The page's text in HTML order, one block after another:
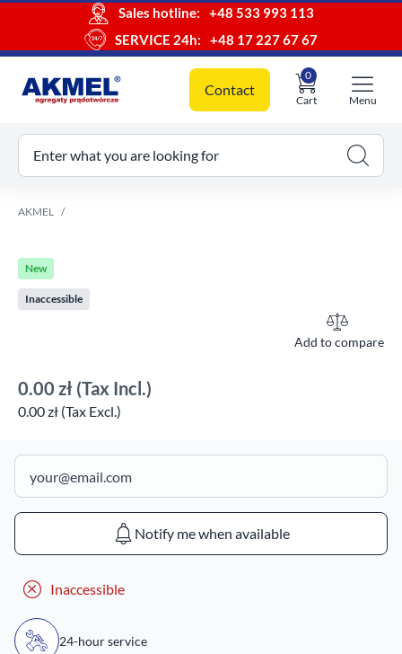
Sales hotline:
+48 533 993 113
SERVICE 24h:
+48 17 227 67 67
Contact
Cart
0
cart
Menu
Enter what you are looking for
AKMEL
New
Inaccessible
Add to compare
0.00 zł (Tax Incl.)
0.00 zł (Tax Excl.)
Notify me when available
Inaccessible
24-hour service